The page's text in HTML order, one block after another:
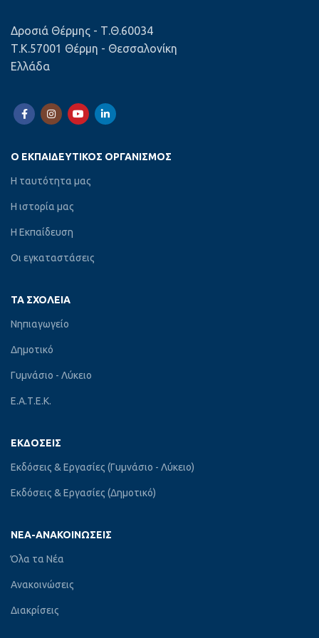
Δροσιά Θέρμης - Τ.Θ.60034
Τ.Κ.57001 Θέρμη - Θεσσαλονίκη
Ελλάδα
Ο ΕΚΠΑΙΔΕΥΤΙΚΌΣ ΟΡΓΑΝΙΣΜΌΣ
Η ταυτότητα μας
Η ιστορία μας
Η Εκπαίδευση
Οι εγκαταστάσεις
ΤΑ ΣΧΟΛΕΊΑ
Νηπιαγωγείο
Δημοτικό
Γυμνάσιο - Λύκειο
Ε.Α.Τ.Ε.Κ.
ΕΚΔΌΣΕΙΣ
Εκδόσεις & Εργασίες (Γυμνάσιο - Λύκειο)
Εκδόσεις & Εργασίες (Δημοτικό)
ΝΈΑ-ΑΝΑΚΟΙΝΏΣΕΙΣ
Όλα τα Νέα
Ανακοινώσεις
Διακρίσεις